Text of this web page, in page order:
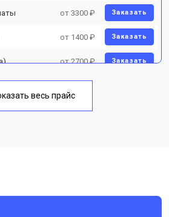
от 3300 ₽ Заказать
от 1400 ₽ Заказать
от 2700 ₽ Заказать
от 1750 ₽
весь прайс